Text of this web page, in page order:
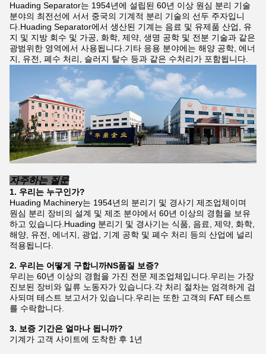
Huading Separator는 1954년에 설립된 60년 이상 원심 분리 기술
분야의 최전선에 서서 중국의 기계적 분리 기술의 선두 주자입니
다.Huading Separator에서 생산된 기계는 음료 및 유제품 산업, 유
지 및 지방 회수 및 가공, 화학, 제약, 생명 공학 및 전분 기술과 같은
광범위한 영역에서 사용됩니다.기타 응용 분야에는 해양 공학, 에너
지, 유전, 폐수 처리, 슬러지 탈수 등과 같은 수처리가 포함됩니다.
자주하는 질문
1. 우리는 누구인가?
Huading Machinery는 1954년의 분리기 및 경사기 제조업체이며
원심 분리 장비의 설계 및 제조 분야에서 60년 이상의 경험을 보유
하고 있습니다.Huading 분리기 및 경사기는 식품, 음료, 제약, 화학,
해양, 유전, 에너지, 광업, 기계 공학 및 폐수 처리 등의 산업에 널리
적용됩니다.
2. 우리는 어떻게 구합니까NS품질 보증?
우리는 60년 이상의 경험을 가진 전문 제조업체입니다.우리는 가장
진보된 장비와 일류 노동자가 있습니다.각 처리 절차는 엄격하게 검
사되며 테스트 보고서가 있습니다.우리는 또한 고객의 FAT 테스트
를 수락합니다.
3. 보증 기간은 얼마나 됩니까?
기계가 고객 사이트에 도착한 후 1년